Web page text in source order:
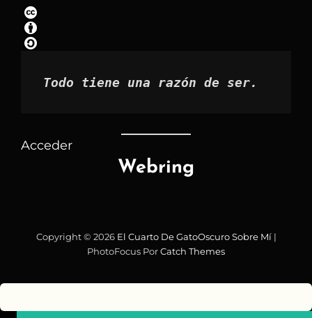
por
mes
Todo tiene una razón de ser.
Acceder
Webring
Copyright © 2026 El Cuarto De GatoOscuro Sobre Mí|
PhotoFocus PorCatch Themes